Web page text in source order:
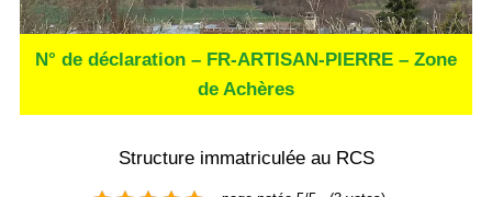
N° de déclaration – FR-ARTISAN-PIERRE – Zone
de Achères
Structure immatriculée au RCS